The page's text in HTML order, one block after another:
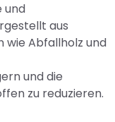
und
aus
wie Abfallholz und
und die
zu reduzieren.